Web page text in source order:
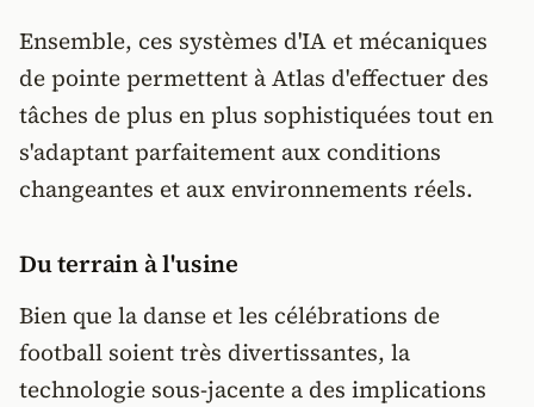
Ensemble, ces systèmes d'IA et mécaniques
de pointe permettent à Atlas d'effectuer des
tâches de plus en plus sophistiquées tout en
s'adaptant parfaitement aux conditions
changeantes et aux environnements réels.
Du terrain à l'usine
Bien que la danse et les célébrations de
football soient très divertissantes, la
technologie sous-jacente a des implications